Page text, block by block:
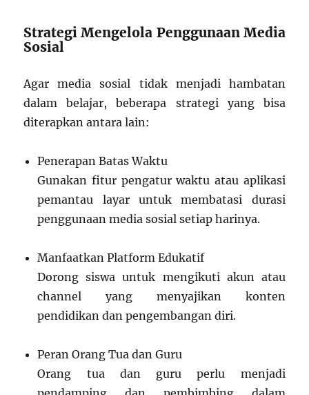
Strategi Mengelola Penggunaan Media
Sosial
Agar media sosial tidak menjadi hambatan
dalam belajar, beberapa strategi yang bisa
diterapkan antara lain:
Penerapan Batas Waktu
Gunakan fitur pengatur waktu atau aplikasi
pemantau layar untuk membatasi durasi
penggunaan media sosial setiap harinya.
Manfaatkan Platform Edukatif
Dorong siswa untuk mengikuti akun atau
channel yang menyajikan konten
pendidikan dan pengembangan diri.
Peran Orang Tua dan Guru
Orang tua dan guru perlu menjadi